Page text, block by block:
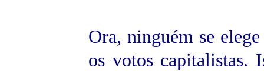
Ora, ninguém se
os votos capitalistas.